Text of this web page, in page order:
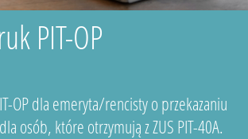
PIT-OP
OP dla emeryta/rencisty o przekazaniu
osób, które otrzymują z ZUS PIT-40A.